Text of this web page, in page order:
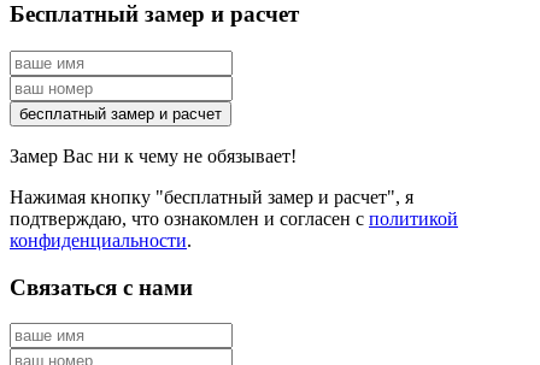
Бесплатный замер и расчет
Замер Вас ни к чему не обязывает!
Нажимая кнопку "бесплатный замер и расчет", я
подтверждаю, что ознакомлен и согласен с политикой
конфиденциальности.
Связаться с нами